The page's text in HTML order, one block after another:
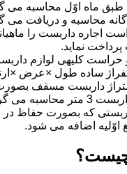
طبق ماه اوّل محاسبه می
محاسبه و دریافت
اجاره داربست را
نماید.
کلیه­ی لوازم داربست
ساده طول ×عرض
داربست مسقف
از سه متر نصب گردد.
اوّلیه اضافه می شود.
چیست؟